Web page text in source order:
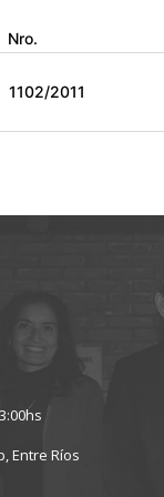
Nro.
1102/2011
Entre Ríos